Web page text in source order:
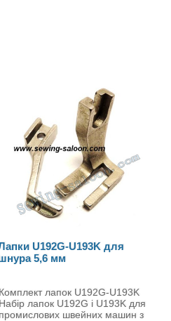
для
U193K
і U193K для
машин з
Лапка
Комплект лапок
Комплект лапок
машини U192-